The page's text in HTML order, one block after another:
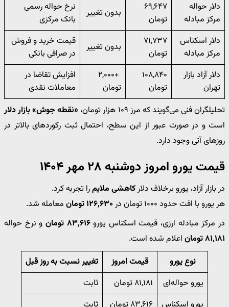
دلار حواله
مرکز مبادله
۶۹,۶۴۷
تومان
بدون تغییر
نرخ حواله رسمی
بانک مرکزی
دلار اسکناس
مرکز مبادله
۷۱,۷۳۷
تومان
بدون تغییر
قیمت خرید و فروش
در صرافی بانکی
دلار آزاد بازار
تهران
۱۰۸,۸۴۰
تومان
+۲,۰۰۰
تومان
افزایش تقاضا در
معاملات نقدی
تحلیلگران فنی می‌گویند که مرز ۱۰۹ هزار تومان،
«نقطه جوش» بازار دلار
است و در صورت عبور از این سطح، احتمال ثبت رکوردهای بالاتر در
روزهای آتی وجود دارد.
قیمت یورو امروز دوشنبه ۲۸ مهر ۱۴۰۴
در بازار آزاد، یورو برخلاف دلارکاهشی ملایمرا تجربه کرد.
هر یورو با افت حدود ۱۰۰۰ تومان در
۱۲۶,۶۳۰ تومان
معامله شد.
در مرکز مبادله ارزی، قیمت اسکناس یورو۸۳,۶۱۶ تومان
و نرخ حواله
۸۱,۱۸۱ تومان
اعلام شده است.
نوع یورو
قیمت امروز
تغییر نسبت به روز قبل
یورو حواله‌ای
۸۱,۱۸۱ تومان
ثابت